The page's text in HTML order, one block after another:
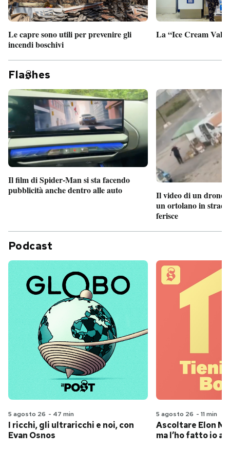
Le capre sono utili per prevenire gli
incendi boschivi
La “Ice Cream
Fla hes
Il film di Spider-Man si sta facendo
pubblicità anche dentro alle auto
Il video di un drone
un ortolano in
ferisce
Podcast
5 agosto 26 - 47 min
I ricchi, gli ultraricchi e noi, con
Evan Osnos
5 agosto 26 - 11 min
Ascoltare Elon
ma l’ho fatto io